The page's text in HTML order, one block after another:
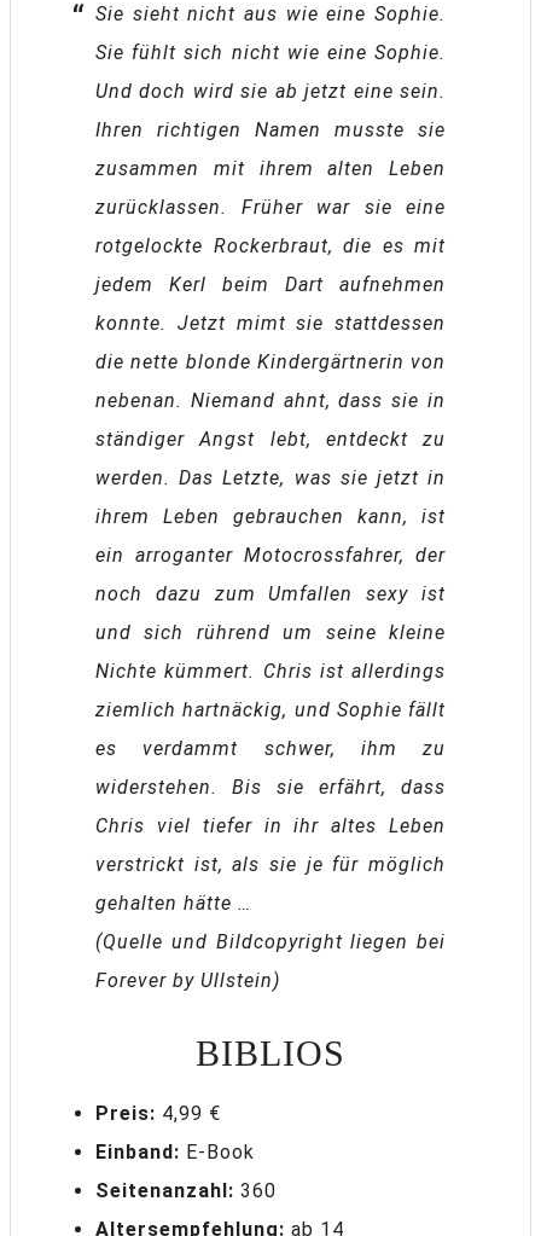
Sie sieht nicht aus wie eine Sophie.
Sie fühlt sich nicht wie eine Sophie.
Und doch wird sie ab jetzt eine sein.
Ihren richtigen Namen musste sie
zusammen mit ihrem alten Leben
zurücklassen. Früher war sie eine
rotgelockte Rockerbraut, die es mit
jedem Kerl beim Dart aufnehmen
konnte. Jetzt mimt sie stattdessen
die nette blonde Kindergärtnerin von
nebenan. Niemand ahnt, dass sie in
ständiger Angst lebt, entdeckt zu
werden. Das Letzte, was sie jetzt in
ihrem Leben gebrauchen kann, ist
ein arroganter Motocrossfahrer, der
noch dazu zum Umfallen sexy ist
und sich rührend um seine kleine
Nichte kümmert. Chris ist allerdings
ziemlich hartnäckig, und Sophie fällt
es verdammt schwer, ihm zu
widerstehen. Bis sie erfährt, dass
Chris viel tiefer in ihr altes Leben
verstrickt ist, als sie je für möglich
gehalten hätte …
(Quelle und Bildcopyright liegen bei
Forever by Ullstein)
BIBLIOS
Preis: 4,99 €
Einband: E-Book
Seitenanzahl: 360
Altersempfehlung: ab 14